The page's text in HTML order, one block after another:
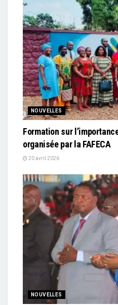
NOUVELLES
Formation sur
organisée par la FAFECA
20 avril 2026
NOUVELLES